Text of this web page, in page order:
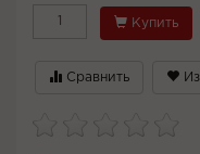
Купить
Сравнить